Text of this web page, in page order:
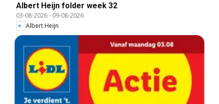
Albert Heijn folder week 32
03-08-2026- 09-08-2026
Albert Heijn